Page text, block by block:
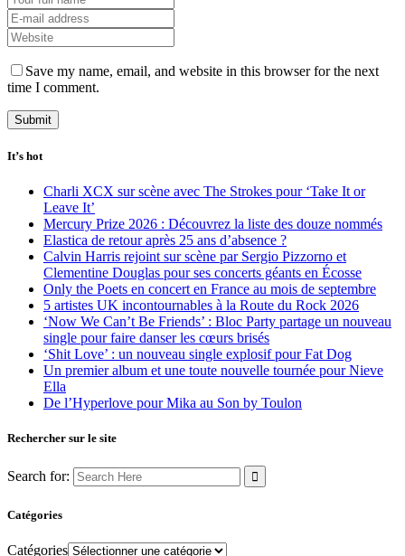
Save my name, email, and website in this browser for the next
time I comment.
It’s hot
Charli XCX sur scène avec The Strokes pour ‘Take It or
Leave It’
Mercury Prize 2026 : Découvrez la liste des douze nommés
Elastica de retour après 25 ans d’absence ?
Calvin Harris rejoint sur scène par Sergio Pizzorno et
Clementine Douglas pour ses concerts géants en Écosse
Only the Poets en concert en France au mois de septembre
5 artistes UK incontournables à la Route du Rock 2026
‘Now We Can’t Be Friends’ : Bloc Party partage un nouveau
single pour faire danser les cœurs brisés
‘Shit Love’ : un nouveau single explosif pour Fat Dog
Un premier album et une toute nouvelle tournée pour Nieve
Ella
De l’Hyperlove pour Mika au Son by Toulon
Rechercher sur le site
Search for:
Catégories
Catégories